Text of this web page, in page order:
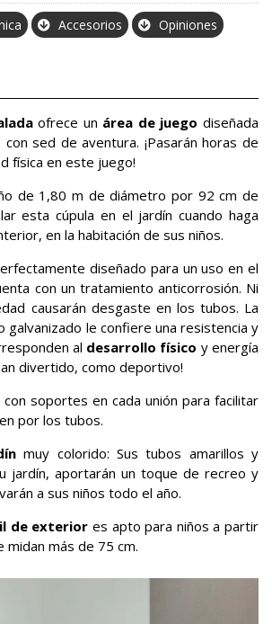
Accesorios Opiniones
ofrece un área de juego diseñada
sed de aventura. ¡Pasarán horas de
física en este juego!
de 1,80 m de diámetro por 92 cm de
esta cúpula en el jardín cuando haga
en la habitación de sus niños.
diseñado para un uso en el
con un tratamiento anticorrosión. Ni
causarán desgaste en los tubos. La
galvanizado le confiere una resistencia y
al desarrollo físico y energía
divertido, como deportivo!
con soportes en cada unión para facilitar
por los tubos.
muy colorido: Sus tubos amarillos y
jardín, aportarán un toque de recreo y
a sus niños todo el año.
de exterior es apto para niños a partir
midan más de 75 cm.